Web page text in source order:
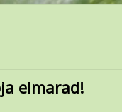
elmarad!